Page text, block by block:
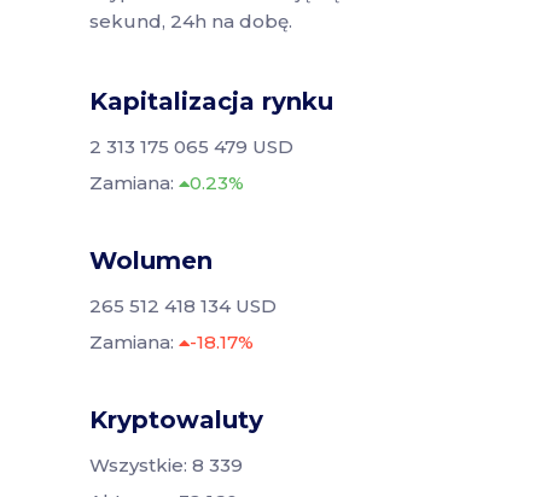
sekund, 24h na dobę.
Kapitalizacja rynku
2 313 175 065 479 USD
Zamiana:
0.23%
Wolumen
265 512 418 134 USD
Zamiana:
-18.17%
Kryptowaluty
Wszystkie: 8 339